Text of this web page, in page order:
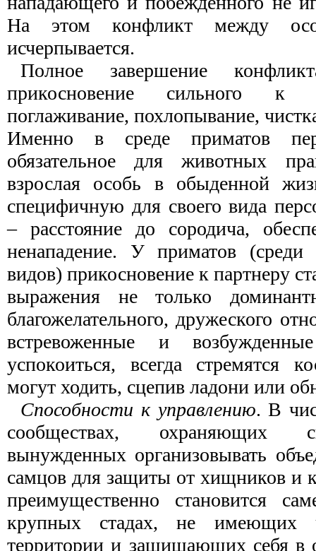
На этом конфликт между
исчерпывается.
Полное завершение
прикосновение сильного к
поглаживание, похлопывание,
Именно в среде приматов
обязательное для животных
взрослая особь в обыденной
специфичную для своего вида
– расстояние до сородича,
ненападение. У приматов
видов) прикосновение к партнеру
выражения не только
благожелательного, дружеского
встревоженные и
успокоиться, всегда стремятся
могут ходить, сцепив ладони или
Способности к управлению. В
сообществах, охраняющих
вынужденных организовывать
самцов для защиты от хищников и
преимущественно становится
крупных стадах, не имеющих
территории и защищающих себя в